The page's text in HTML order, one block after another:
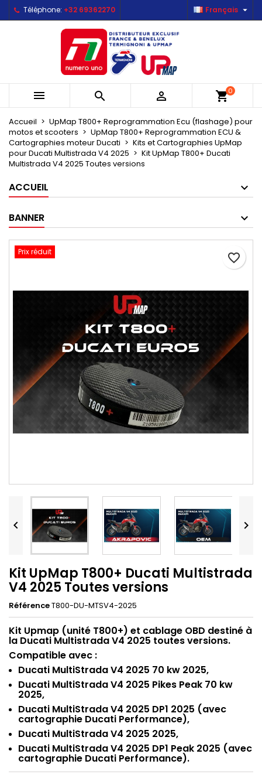
Téléphone: +32 69362270 Français 
   shopping_cart0
Accueil
UpMap T800+ Reprogrammation Ecu (flashage) pour
motos et scooters
UpMap T800+ Reprogrammation ECU &
Cartographies moteur Ducati
Kits et Cartographies UpMap
pour Ducati Multistrada V4 2025
Kit UpMap T800+ Ducati
Multistrada V4 2025 Toutes versions
ACCUEIL
BANNER
Prix réduit
 
Kit UpMap T800+ Ducati Multistrada
V4 2025 Toutes versions
RéférenceT800-DU-MTSV4-2025
Kit Upmap (unité T800+) et cablage OBD destiné à
la Ducati Multistrada V4 2025 toutes versions.
Compatible avec :
Ducati MultiStrada V4 2025 70 kw 2025,
Ducati MultiStrada V4 2025 Pikes Peak 70 kw
2025,
Ducati MultiStrada V4 2025 DP1 2025 (avec
cartographie Ducati Performance),
Ducati MultiStrada V4 2025 2025,
Ducati MultiStrada V4 2025 DP1 Peak 2025 (avec
cartographie Ducati Performance).
favorite_border
Mes listes d'envies ×
Créer une nouvelle liste
Créer une liste d'envies ×
Nom de la liste d'envies
Connexion ×
Vous devez être connecté pour ajouter des produits
à votre liste d'envies.
Annuler Connexion